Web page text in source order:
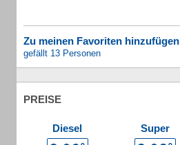
Zu meinen Favoriten hinzufügen
gefällt 13 Personen
PREISE
Diesel Super